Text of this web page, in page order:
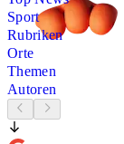
Sport
Rubriken
Orte
Themen
Autoren